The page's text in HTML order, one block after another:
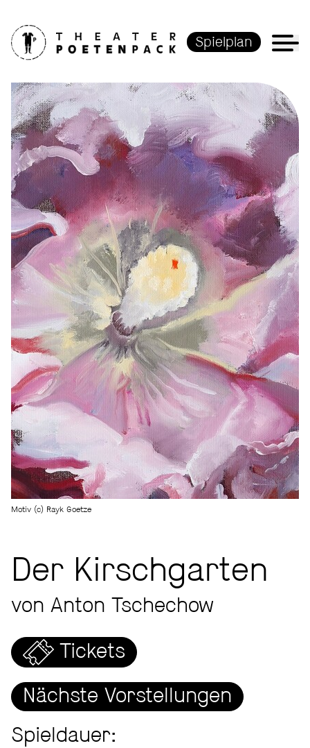
Spielplan
Motiv (c) Rayk Goetze
Der Kirschgarten
von Anton Tschechow
Tickets
Nächste Vorstellungen
Spieldauer: